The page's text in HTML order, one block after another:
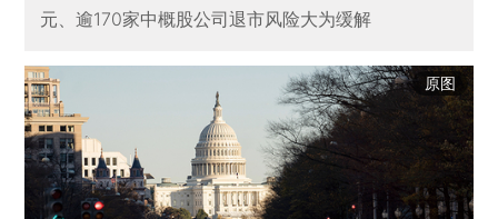
元、逾170家中概股公司退市风险大为缓解
原图